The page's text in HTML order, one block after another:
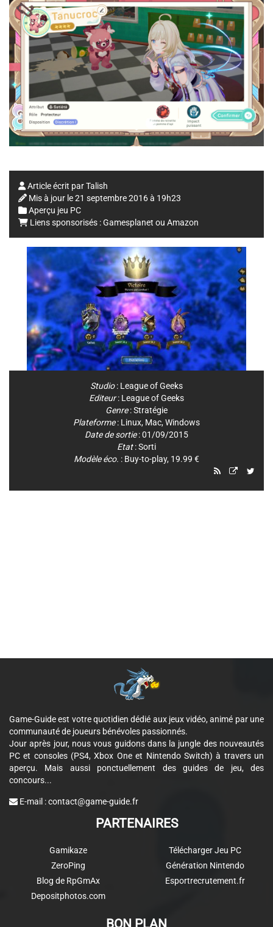
Article écrit parTalish
Mis à jour le21 septembre 2016 à 19h23
Aperçu jeu PC
Liens sponsorisés :Gamesplanet ou Amazon
Studio: League of Geeks
Editeur: League of Geeks
Genre:Stratégie
Plateforme: Linux, Mac, Windows
Date de sortie: 01/09/2015
Etat: Sorti
Modèle éco. : Buy-to-play, 19.99 €
Game-Guide est votre quotidien dédié aux jeux vidéo, animé par une
communauté de joueurs bénévoles passionnés.
Jour après jour, nous vous guidons dans la jungle des nouveautés
PC et consoles (PS4, Xbox One et Nintendo Switch) à travers un
aperçu. Mais aussi ponctuellement des guides de jeu, des
concours...
E-mail :contact@game-guide.fr
PARTENAIRES
Gamikaze
ZeroPing
Blog de RpGmAx
Depositphotos.com
Télécharger Jeu PC
Génération Nintendo
Esportrecrutement.fr
BON PLAN